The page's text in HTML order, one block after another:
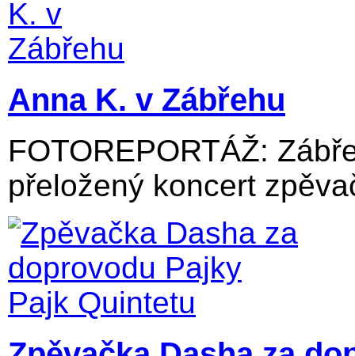
Anna K. v Zábřehu
FOTOREPORTÁŽ:
přeložený koncert